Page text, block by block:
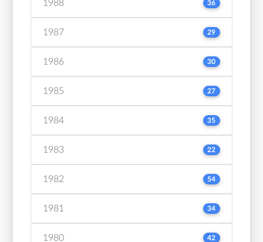
1988 36
1987 29
1986 30
1985 27
1984 35
1983 22
1982 54
1981 34
1980 42